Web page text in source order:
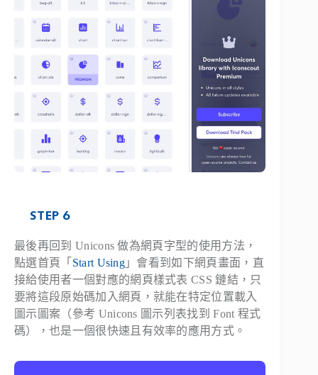
STEP 6
最後再回到 Unicons 做為網頁字型的使用方法，
點選首頁「 Start Using 」會看到如下網頁畫面，直
接給使用者一個對應的網頁樣式表 CSS 鏈結，只
要將這段原始碼加入網頁，就能在特定位置載入
圖示圖案（參考 Unicons 圖示列表找到 Font 程式
碼），也是一個很快速且有效率的應用方式。